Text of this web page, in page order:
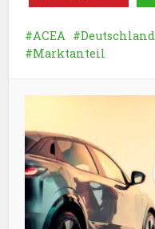
ACEA Deutschland
Marktanteil